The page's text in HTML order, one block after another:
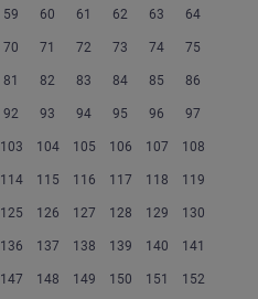
59 60 61 62 63 64
70 71 72 73 74 75
81 82 83 84 85 86
92 93 94 95 96 97
103 104 105 106 107 108
114 115 116 117 118 119
125 126 127 128 129 130
136 137 138 139 140 141
147 148 149 150 151 152